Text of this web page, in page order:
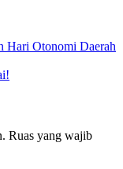
Hari Otonomi Daerah
Ruas yang wajib